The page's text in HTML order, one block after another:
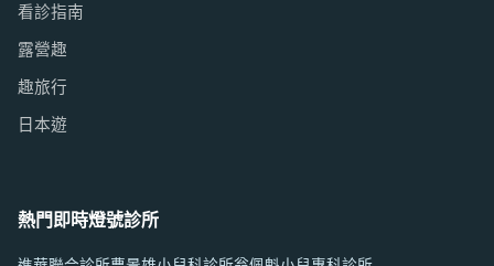
看診指南
露營趣
趣旅行
日本遊
熱門即時燈號診所